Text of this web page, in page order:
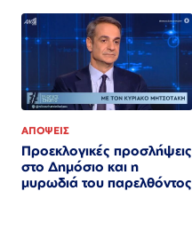
ΑΠΟΨΕΙΣ
Προεκλογικές προσλήψεις
στο Δημόσιο και η
μυρωδιά του παρελθόντος